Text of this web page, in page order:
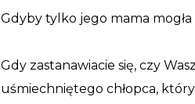
Gdyby tylko jego mama
Gdy zastanawiacie się, czy
uśmiechniętego chłopca,